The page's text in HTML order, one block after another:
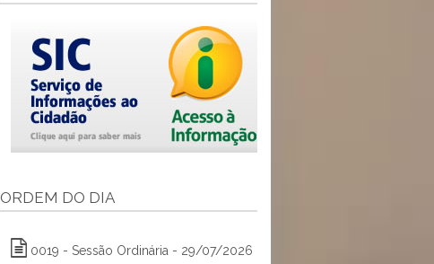
ORDEM DO DIA
0019 - Sessão Ordinária - 29/07/2026